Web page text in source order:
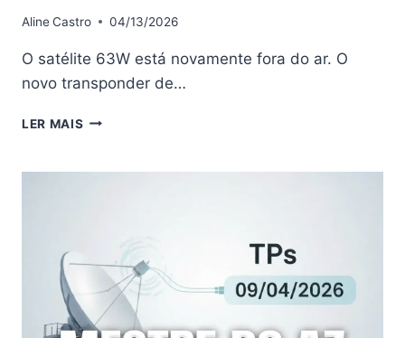
AlineCastro 04/13/2026
O satélite 63W está novamente fora do ar. O
novo transponder de…
LER MAIS 63W
NOVO
SERVIÇO